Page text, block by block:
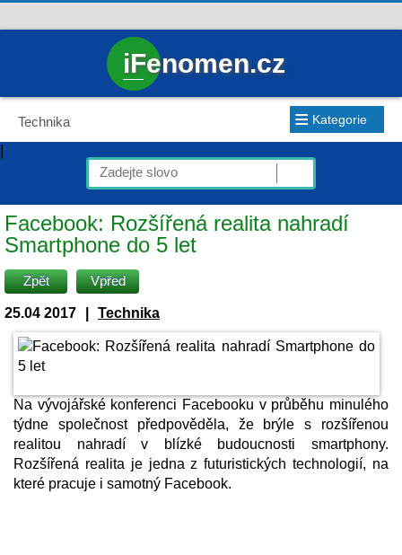
iFenomen.cz
Technika ≡ Kategorie
|
Facebook: Rozšířená realita nahradí
Smartphone do 5 let
Zpět Vpřed
25.04 2017 Technika
Na vývojářské konferenci Facebooku v průběhu minulého
týdne společnost předpověděla, že brýle s rozšířenou
realitou nahradí v blízké budoucnosti smartphony.
Rozšířená realita je jedna z futuristických technologií, na
které pracuje i samotný Facebook.